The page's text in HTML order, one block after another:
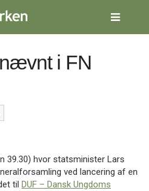
i FN
39.30) hvor statsminister Lars
ved lancering af en
til DUF – Dansk Ungdoms